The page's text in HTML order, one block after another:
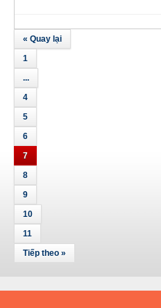
« Quay lại
1
...
4
5
6
7
8
9
10
11
Tiếp theo »